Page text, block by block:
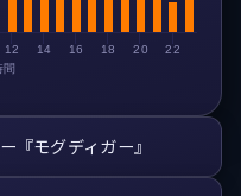
間
12 14 16 18 20 22
『モグディガー』